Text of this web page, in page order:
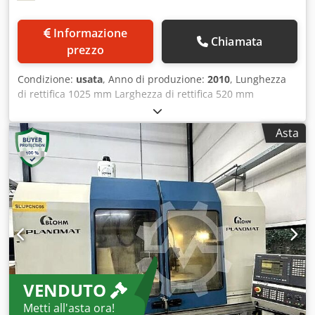
prezzo
Chiamata
Condizione: usata, Anno di produzione: 2010, Lunghezza
di rettifica 1025 mm Larghezza di rettifica 520 mm
Controllo SINUMERIK 840 D Portautensile HSK-A 63 A - asse
° Peso del pezzo 30 kg Distanza mandrino portamola -
tavola min./max. 473,5 - 1023,5 millimetri asse x 520 mm
asse y 550 mm asse z 1000 mm Asse V 166 mm
Avanzamento asse X 4 - 6.000 mm/min Avanzamento asse
Y 4 - 4.000 mm/min Avanzamento asse Z 30 - 25.000 mm /
min. Dimensioni del tavolo 1.400 x 874 mm Velocità del
mandrino di rettifica variabile in continuo da 0 a 12.000
giri/min Potenza di azionamento - motore di macinazione
35,00 kW Diametro mola min./max. 100 / 300 Larghezza
mola abrasiva 60 mm Potenza totale richiesta 100,00 kW
Peso della macchina circa 11,00 tonnellate Spazio richiesto
ca. 8,60 x 7,25 x H3,80 m Rettificatrice per profili a 5 assi
con SIEMENS SIN840D, Doppia testa divisoria (asse BC-C),
Asta
VENDUTO
Metti all'asta ora!